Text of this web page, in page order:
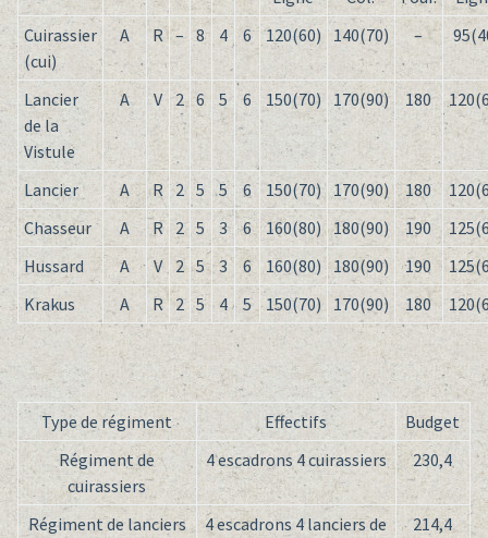
Cuirassier
(cui)
A R – 8 4 6 120(60) 140(70) –
Lancier
de la
Vistule
A V 2 6 5 6 150(70) 170(90) 180
Lancier A R 2 5 5 6 150(70) 170(90) 180
Chasseur
A R 2 5 3 6 160(80) 180(90) 190
Hussard
A V 2 5 3 6 160(80) 180(90) 190
Krakus
A R 2 5 4 5 150(70) 170(90) 180
Type de régiment Effectifs
Budget
Régiment de
cuirassiers
4 escadrons 4 cuirassiers 230,4
Régiment de lanciers
4 escadrons 4 lanciers de
214,4